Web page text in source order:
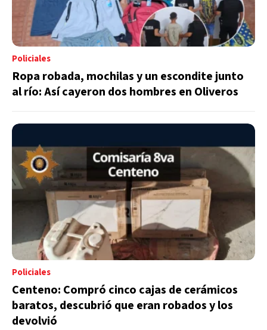
Policiales
Ropa robada, mochilas y un escondite junto
al río: Así cayeron dos hombres en Oliveros
Policiales
Centeno: Compró cinco cajas de cerámicos
baratos, descubrió que eran robados y los
devolvió